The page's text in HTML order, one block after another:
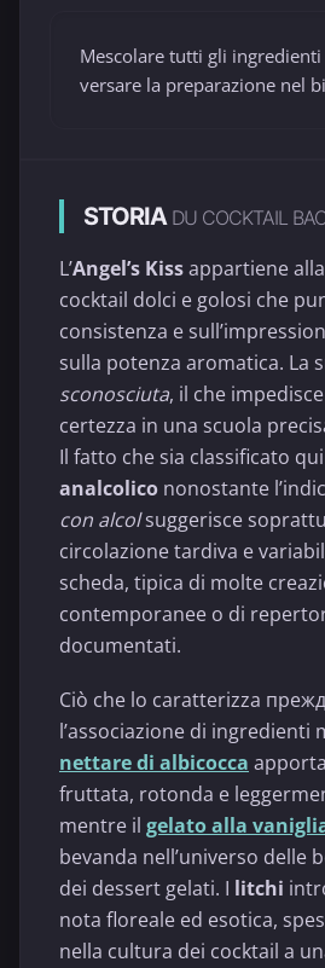
Mescolare tutti gli
versare la preparazione nel
STORIA DU COCKTAIL
L’Angel’s Kissappartiene
cocktail dolci e golosi che
consistenza e
sulla potenza aromatica. La
sconosciuta, il che
certezza in una scuola
Il fatto che sia classificato
analcolico nonostante
con alcolsuggerisce
circolazione tardiva e
scheda, tipica di molte
contemporanee o di
documentati.
Ciò che lo caratterizza
l’associazione di ingredienti
nettare di albicocca
fruttata, rotonda e
mentre il gelato alla
bevanda nell’universo delle
dei dessert gelati. I litchi
nota floreale ed esotica,
nella cultura dei cocktail a